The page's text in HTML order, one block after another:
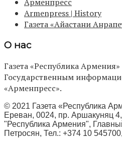
Armenpress | History
Газета «Айастани
О нас
Газета «Республика
Государственным
«Арменпресс».
© 2021 Газета «Республика
Ереван, 0024, пр. Аршакуняц
"Республика Армения",
Петросян, Тел.: +374 10